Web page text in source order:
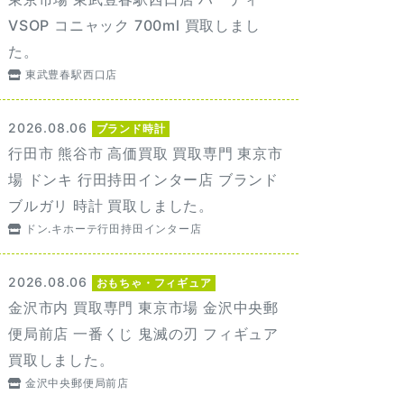
VSOP コニャック 700ml 買取しまし
た。
東武豊春駅西口店
2026.08.06 ブランド時計
行田市 熊谷市 高価買取 買取専門 東京市
場 ドンキ 行田持田インター店 ブランド
ブルガリ 時計 買取しました。
ドン.キホーテ行田持田インター店
2026.08.06 おもちゃ・フィギュア
金沢市内 買取専門 東京市場 金沢中央郵
便局前店 一番くじ 鬼滅の刃 フィギュア
買取しました。
金沢中央郵便局前店